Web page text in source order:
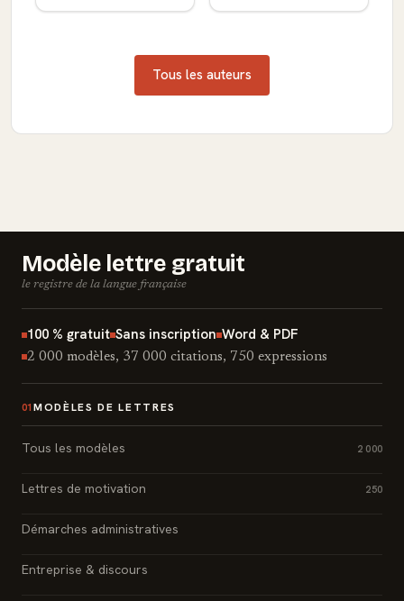
Tous les auteurs
Modèle lettre gratuit
le registre de la langue française
100 % gratuit Sans inscription Word & PDF
2 000 modèles, 37 000 citations, 750 expressions
01 MODÈLES DE LETTRES
Tous les modèles 2 000
Lettres de motivation 250
Démarches administratives
Entreprise & discours